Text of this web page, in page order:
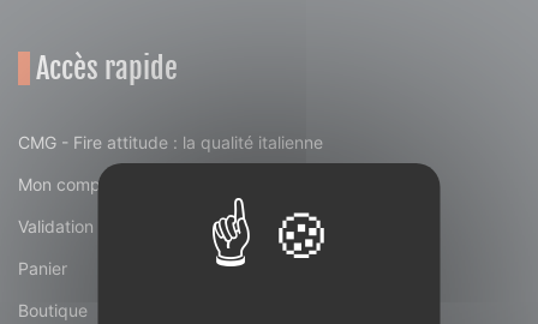
Accès rapide
CMG - Fire attitude : la qualité italienne
Mon compte
Validation de la commande
Panier
Boutique